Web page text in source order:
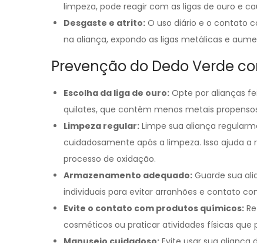
limpeza, pode reagir com as ligas de ouro e
Desgaste e atrito: O uso diário e o contato
na aliança, expondo as ligas metálicas e
Prevenção do Dedo Verde
Escolha da liga de ouro: Opte por alianças
quilates, que contêm menos metais
Limpeza regular: Limpe sua aliança
cuidadosamente após a limpeza. Isso ajuda
processo de oxidação.
Armazenamento adequado: Guarde sua
individuais para evitar arranhões e contato
Evite o contato com produtos químicos:
cosméticos ou praticar atividades físicas que